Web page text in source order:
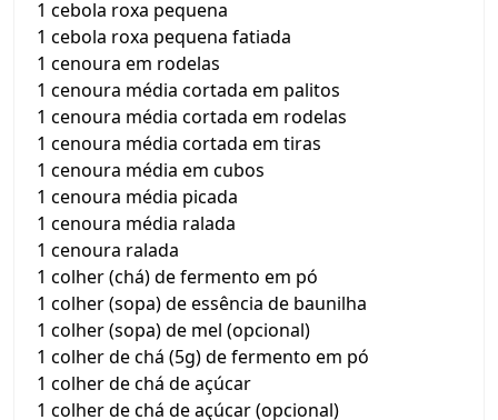
1 cebola roxa pequena
1 cebola roxa pequena fatiada
1 cenoura em rodelas
1 cenoura média cortada em palitos
1 cenoura média cortada em rodelas
1 cenoura média cortada em tiras
1 cenoura média em cubos
1 cenoura média picada
1 cenoura média ralada
1 cenoura ralada
1 colher (chá) de fermento em pó
1 colher (sopa) de essência de baunilha
1 colher (sopa) de mel (opcional)
1 colher de chá (5g) de fermento em pó
1 colher de chá de açúcar
1 colher de chá de açúcar (opcional)